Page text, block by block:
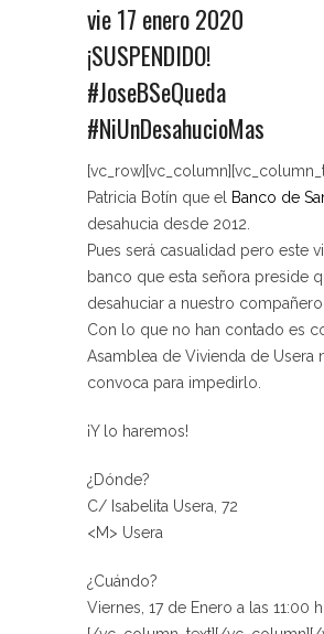
vie 17 enero 2020
¡SUSPENDIDO!
#JoseBSeQueda
#NiUnDesahucioMas
Patricia Botín que el Banco de
desahucia desde 2012.
Pues será casualidad pero este
banco que esta señora preside
desahuciar a nuestro
Con lo que no han contado es
Asamblea de Vivienda de Usera
convoca para impedirlo.
¡Y lo haremos!
¿Dónde?
C/ Isabelita Usera, 72
<M> Usera
¿Cuándo?
Viernes, 17 de Enero a las 11:00 h.